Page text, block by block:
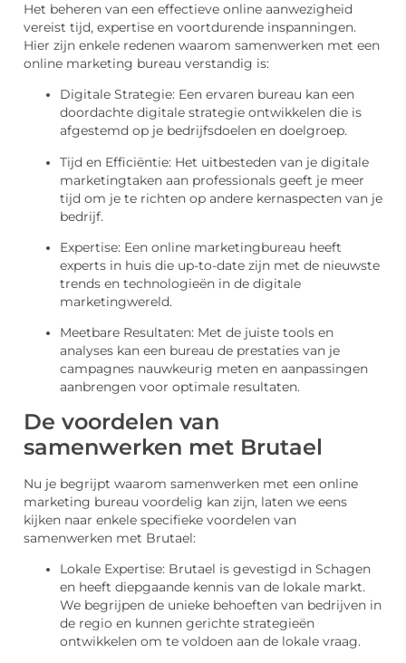
Het beheren van een effectieve online aanwezigheid
vereist tijd, expertise en voortdurende inspanningen.
Hier zijn enkele redenen waarom samenwerken met een
online marketing bureau verstandig is:
Digitale Strategie: Een ervaren bureau kan een
doordachte digitale strategie ontwikkelen die is
afgestemd op je bedrijfsdoelen en doelgroep.
Tijd en Efficiëntie: Het uitbesteden van je digitale
marketingtaken aan professionals geeft je meer
tijd om je te richten op andere kernaspecten van je
bedrijf.
Expertise: Een online marketingbureau heeft
experts in huis die up-to-date zijn met de nieuwste
trends en technologieën in de digitale
marketingwereld.
Meetbare Resultaten: Met de juiste tools en
analyses kan een bureau de prestaties van je
campagnes nauwkeurig meten en aanpassingen
aanbrengen voor optimale resultaten.
De voordelen van
samenwerken met Brutael
Nu je begrijpt waarom samenwerken met een online
marketing bureau voordelig kan zijn, laten we eens
kijken naar enkele specifieke voordelen van
samenwerken met Brutael:
Lokale Expertise: Brutael is gevestigd in Schagen
en heeft diepgaande kennis van de lokale markt.
We begrijpen de unieke behoeften van bedrijven in
de regio en kunnen gerichte strategieën
ontwikkelen om te voldoen aan de lokale vraag.